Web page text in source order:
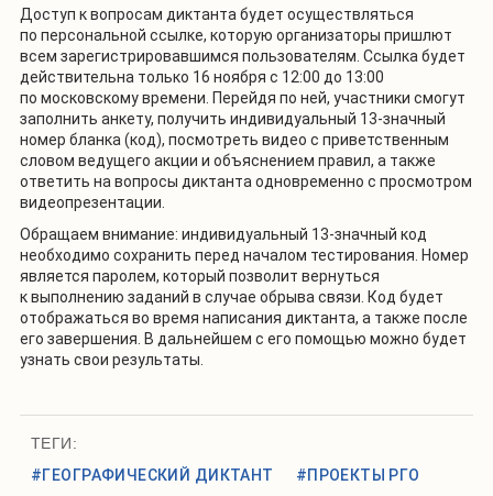
Доступ к вопросам диктанта будет осуществляться
по персональной ссылке, которую организаторы пришлют
всем зарегистрировавшимся пользователям. Ссылка будет
действительна только 16 ноября с 12:00 до 13:00
по московскому времени. Перейдя по ней, участники смогут
заполнить анкету, получить индивидуальный 13-значный
номер бланка (код), посмотреть видео с приветственным
словом ведущего акции и объяснением правил, а также
ответить на вопросы диктанта одновременно с просмотром
видеопрезентации.
Обращаем внимание: индивидуальный 13-значный код
необходимо сохранить перед началом тестирования. Номер
является паролем, который позволит вернуться
к выполнению заданий в случае обрыва связи. Код будет
отображаться во время написания диктанта, а также после
его завершения. В дальнейшем с его помощью можно будет
узнать свои результаты.
ТЕГИ:
#ГЕОГРАФИЧЕСКИЙ ДИКТАНТ
#ПРОЕКТЫ РГО